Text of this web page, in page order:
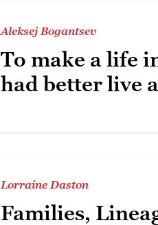
Aleksej Bogantsev
To make a life
had better live
Lorraine Daston
Families,